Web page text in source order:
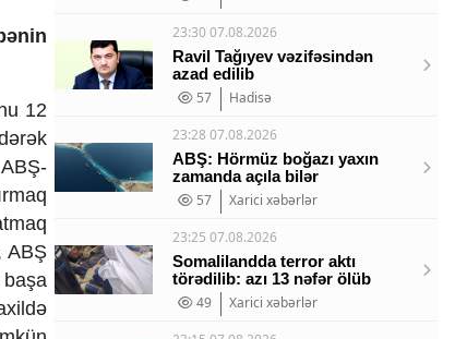
12
ABŞ
23:30 07.08.2026
Ravil Tağıyev vəzifəsindən
azad edilib
57
Hadisə
23:28 07.08.2026
ABŞ: Hörmüz boğazı yaxın
zamanda açıla bilər
57
Xarici xəbərlər
23:25 07.08.2026
Somalilandda terror aktı
törədilib: azı 13 nəfər ölüb
49
Xarici xəbərlər